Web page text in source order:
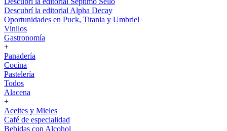
Descubrí la editorial Alpha Decay
Oportunidades en Puck, Titania y Umbriel
Vinilos
Gastronomía
+
Panadería
Cocina
Pastelería
Todos
Alacena
+
Aceites y Mieles
Café de especialidad
Bebidas con Alcohol